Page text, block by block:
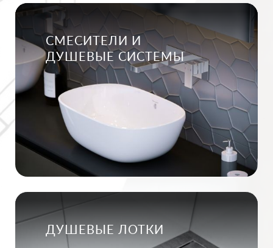
СМЕСИТЕЛИ И
ДУШЕВЫЕ СИСТЕМЫ
ДУШЕВЫЕ ЛОТКИ